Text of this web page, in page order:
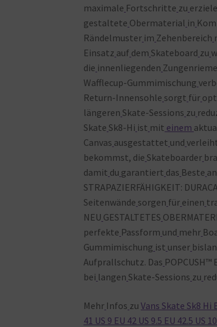
maximale Fortschritte zu
gestaltete Obermaterial in
Rändelmuster im Zehenbereich
Einsatz auf dem Skateboard zu
die innenliegenden
Wafflecup-Gummimischung
Return-Innensohle sorgt für
längeren Skate-Sessions zu
Skate Sk8-Hi ist mit einem
Canvas ausgestattet und
bekommst, die Skateboarder
damit du garantiert das Beste an
STRAPAZIERFÄHIGKEIT:
Seitenwände sorgen für einen
NEU GESTALTETES
perfekte Passform und mehr
Gummimischung ist unser
Aufprallschutz. Das
bei langen Skate-Sessions zu
Mehr Infos zuVans Skate Sk8 Hi
41 US 9 EU 42 US 9.5 EU 42.5 US